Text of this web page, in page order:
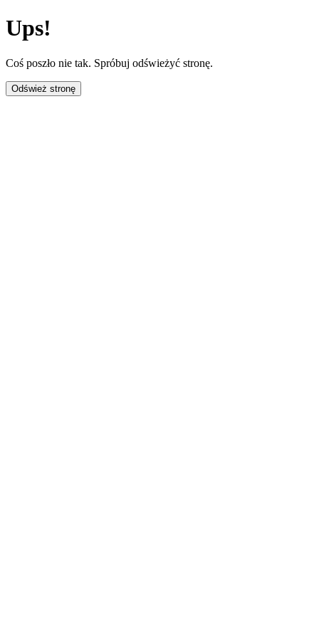
Ups!
Coś poszło nie tak. Spróbuj odświeżyć stronę.
Odśwież stronę